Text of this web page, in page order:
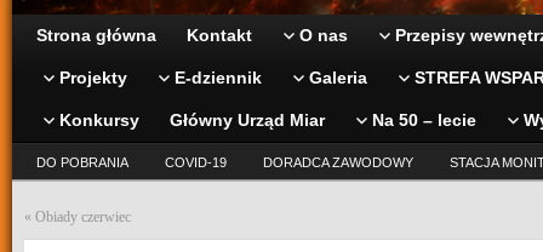
Strona główna Kontakt O nas Przepisy
Projekty E-dziennik Galeria STREFA
Konkursy Główny Urząd Miar Na 50 – lecie
DO POBRANIA COVID-19 DORADCA ZAWODOWY STACJA
« Obiady czerwiec